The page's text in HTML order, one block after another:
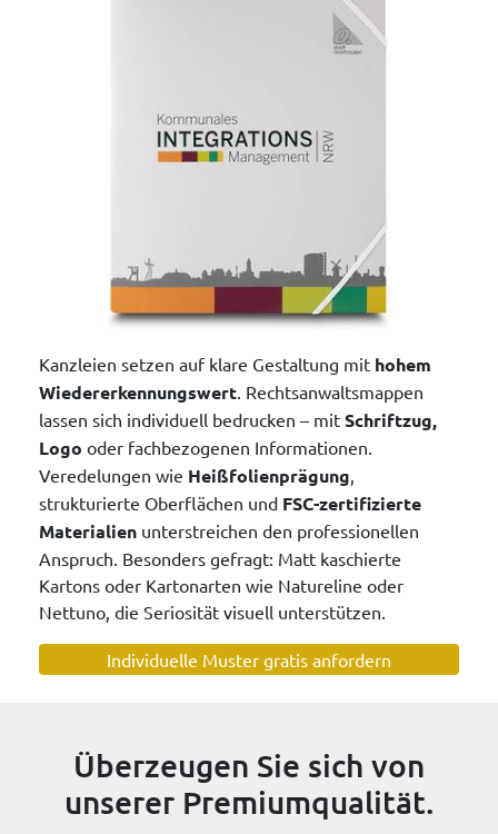
Kanzleien setzen auf klare Gestaltung mit hohem
Wiedererkennungswert. Rechtsanwaltsmappen
lassen sich individuell bedrucken – mit Schriftzug,
Logo oder fachbezogenen Informationen.
Veredelungen wie Heißfolienprägung,
strukturierte Oberflächen und FSC-zertifizierte
Materialien unterstreichen den professionellen
Anspruch. Besonders gefragt: Matt kaschierte
Kartons oder Kartonarten wie Natureline oder
Nettuno, die Seriosität visuell unterstützen.
Individuelle Muster gratis anfordern
Überzeugen Sie sich von
unserer Premiumqualität.